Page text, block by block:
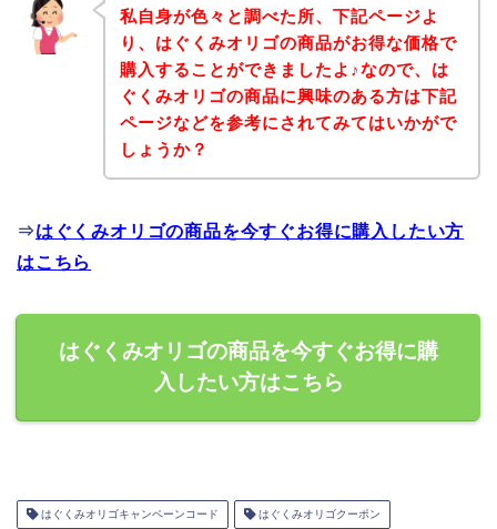
私自身が色々と調べた所、下記ページよ
り、はぐくみオリゴの商品がお得な価格で
購入することができましたよ♪なので、は
ぐくみオリゴの商品に興味のある方は下記
ページなどを参考にされてみてはいかがで
しょうか？
⇒はぐくみオリゴの商品を今すぐお得に購入したい方
はこちら
はぐくみオリゴの商品を今すぐお得に購
入したい方はこちら
はぐくみオリゴキャンペーンコード はぐくみオリゴクーポン